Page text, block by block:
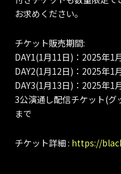
お求めください。
チケット販売期間:
DAY1(1月11日)：2025年1
DAY2(1月12日)：2025年1
DAY3(1月13日)：2025年1
3公演通し配信チケット(
まで
チケット詳細 : https://